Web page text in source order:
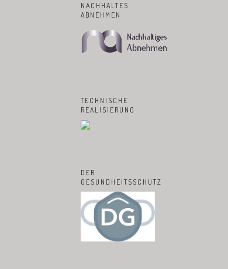
NACHHALTES
ABNEHMEN
TECHNISCHE
REALISIERUNG
DER
GESUNDHEITSSCHUTZ